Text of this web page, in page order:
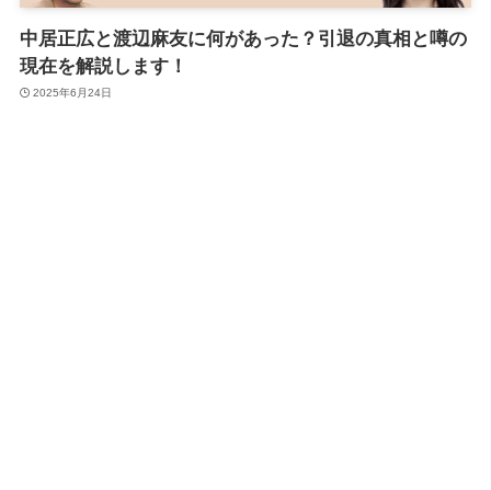
中居正広と渡辺麻友に何があった？引退の真相と噂の
現在を解説します！
2025年6月24日